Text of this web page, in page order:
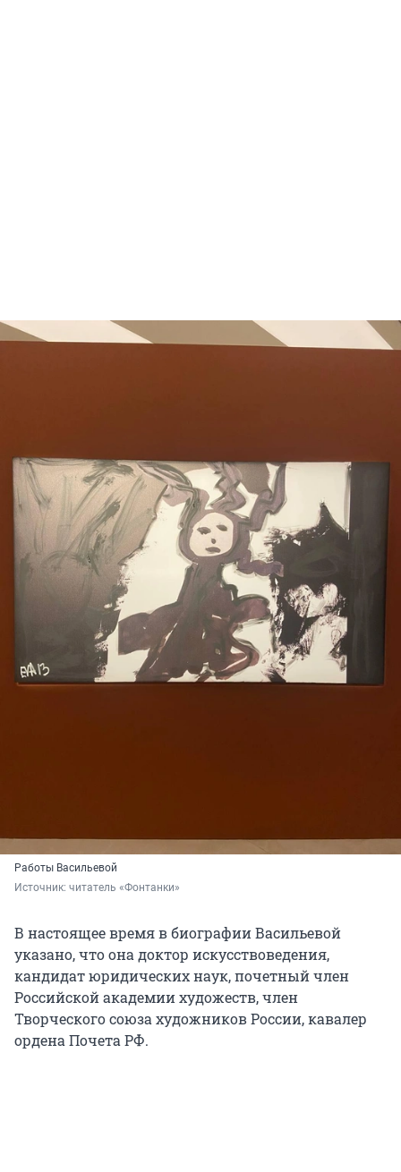
Работы Васильевой
Источник: читатель «Фонтанки»
В настоящее время в биографии Васильевой
указано, что она доктор искусствоведения,
кандидат юридических наук, почетный член
Российской академии художеств, член
Творческого союза художников России, кавалер
ордена Почета РФ.